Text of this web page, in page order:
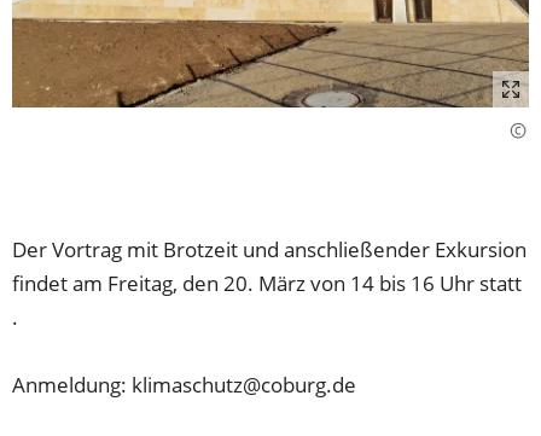
Der Vortrag mit Brotzeit und anschließender Exkursion
findet am Freitag, den 20. März von 14 bis 16 Uhr statt
.
Anmeldung: klimaschutz coburg de